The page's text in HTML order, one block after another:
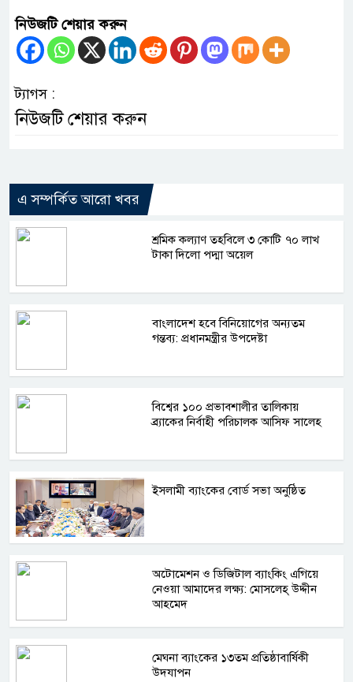
নিউজটি শেয়ার করুন
ট্যাগস :
নিউজটি শেয়ার করুন
এ সম্পর্কিত আরো খবর
শ্রমিক কল্যাণ তহবিলে ৩ কোটি ৭০ লাখ
টাকা দিলো পদ্মা অয়েল
বাংলাদেশ হবে বিনিয়োগের অন্যতম
গন্তব্য: প্রধানমন্ত্রীর উপদেষ্টা
বিশ্বের ১০০ প্রভাবশালীর তালিকায়
ব্র্যাকের নির্বাহী পরিচালক আসিফ সালেহ
ইসলামী ব্যাংকের বোর্ড সভা অনুষ্ঠিত
অটোমেশন ও ডিজিটাল ব্যাংকিং এগিয়ে
নেওয়া আমাদের লক্ষ্য: মোসলেহ্‌ উদ্দীন
আহমেদ
মেঘনা ব্যাংকের ১৩তম প্রতিষ্ঠাবার্ষিকী
উদযাপন